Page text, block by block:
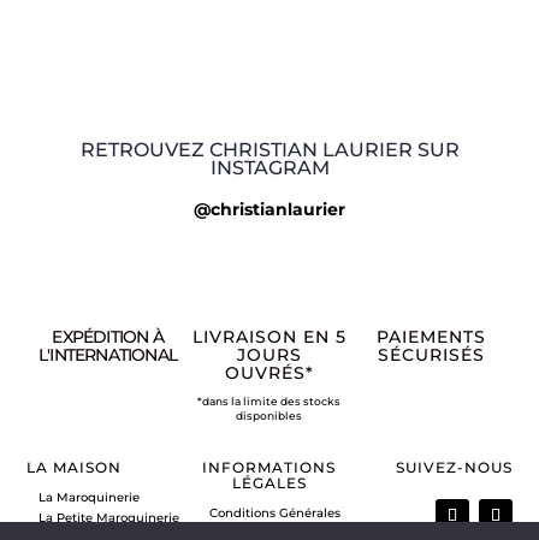
RETROUVEZ CHRISTIAN LAURIER SUR
INSTAGRAM
@christianlaurier
EXPÉDITION À
L'INTERNATIONAL
LIVRAISON EN 5
JOURS
OUVRÉS*
*dans la limite des stocks
disponibles
PAIEMENTS
SÉCURISÉS
LA MAISON
La Maroquinerie
La Petite Maroquinerie
INFORMATIONS
LÉGALES
Conditions Générales
SUIVEZ-NOUS